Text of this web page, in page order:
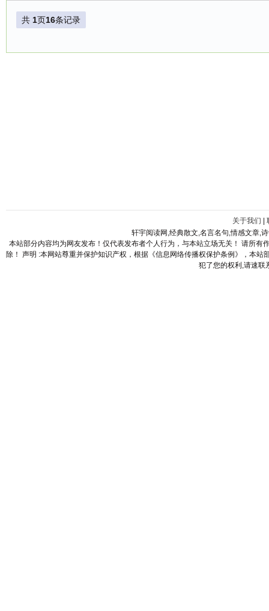
共 1页16条记录
关于我们
轩宇阅读网,经典散文,名言名句,情感文章,
本站部分内容均为网友发布！仅代表发布者个人行为，与本站立场无关！ 请所
除！ 声明 :本网站尊重并保护知识产权，根据《信息网络传播权保护条例》，本
犯了您的权利,请速联